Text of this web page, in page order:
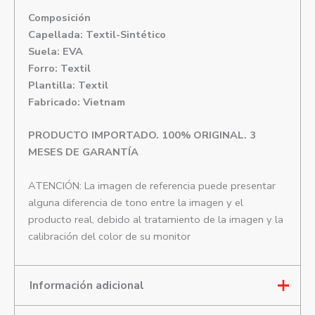
Composición
Capellada: Textil-Sintético
Suela: EVA
Forro: Textil
Plantilla: Textil
Fabricado: Vietnam
PRODUCTO IMPORTADO. 100% ORIGINAL. 3
MESES DE GARANTÍA
ATENCIÓN: La imagen de referencia puede presentar
alguna diferencia de tono entre la imagen y el
producto real, debido al tratamiento de la imagen y la
calibración del color de su monitor
Información adicional